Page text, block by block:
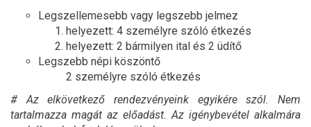
Legszellemesebb vagy legszebb jelmez
helyezett: 4 személyre szóló étkezés
helyezett: 2 bármilyen ital és 2 üdítő
Legszebb népi köszöntő
2 személyre szóló étkezés
# Az elkövetkező rendezvényeink egyikére szól. Nem
tartalmazza magát az előadást. Az igénybevétel alkalmára